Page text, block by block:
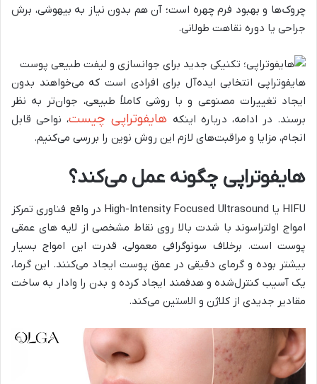
چروک‌ها و بهبود فرم چهره است؛ آن هم بدون نیاز به بیهوشی، برش
جراحی یا دوره نقاهت طولانی.
هایفوتراپی انتخابی ایده‌آل برای افرادی است که می‌خواهند بدون
ایجاد تغییرات مصنوعی و با روشی کاملاً طبیعی، جوان‌تر به نظر
برسند. در ادامه، درباره اینکه هایفوتراپی چیست، نواحی قابل
انجام، مزایا و مراقبت‌های لازم این روش نوین را بررسی می‌کنیم.
هایفوتراپی چگونه عمل می‌کند؟
HIFU یا High-Intensity Focused Ultrasound در واقع فناوری تمرکز
امواج اولتراسوند با شدت بالا روی نقاط مشخصی از لایه‌ های عمقی
پوست است. برخلاف سونوگرافی معمولی، قدرت این امواج بسیار
بیشتر بوده و گرمای دقیقی در عمق پوست ایجاد می‌کنند. این گرما،
یک آسیب کنترل‌شده و هدفمند ایجاد کرده و بدن را وادار به ساخت
مقادیر جدیدی از کلاژن و الاستین می‌کند.